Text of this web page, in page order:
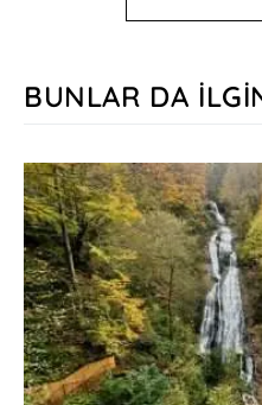
BUNLAR DA